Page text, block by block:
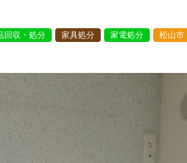
回収・処分 家具処分 家電処分 松山市